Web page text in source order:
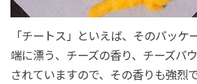
「チートス」といえば、そのパッケ
端に漂う、チーズの香り、チーズパ
されていますので、その香りも強烈で